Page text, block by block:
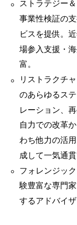
ストラテジー
事業性検証の
ビスを提供。
場参入支援・
富。
リストラクチ
のあらゆるス
レーション、
自力での改革
わち他力の活
成して一気通
フォレンジッ
験豊富な専門
するアドバイ